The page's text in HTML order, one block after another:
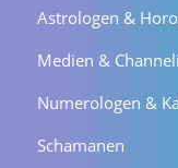
Astrologen &
Medien &
Numerologen &
Schamanen